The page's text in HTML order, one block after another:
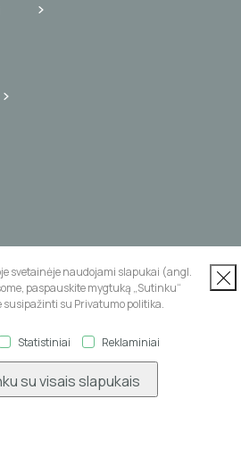
svetainėje naudojami slapukai (angl.
paspauskite mygtuką „Sutinku“
su Privatumo politika.
Statistiniai Reklaminiai
su visais slapukais